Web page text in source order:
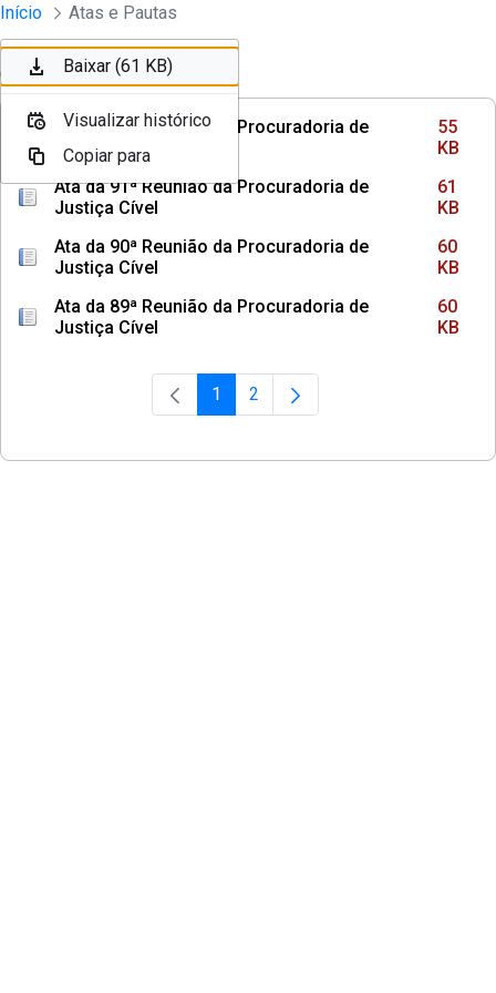
Pular para o Conteúdo principal
Instrumentos Jurídicos
Início Atas e Pautas
Ordenar Filtro
Ata da 92ª Reunião da Procuradoria de
Justiça Cível
55
KB
Ata da 91ª Reunião da Procuradoria de
Justiça Cível
61
KB
Ata da 90ª Reunião da Procuradoria de
Justiça Cível
60
KB
Ata da 89ª Reunião da Procuradoria de
Justiça Cível
60
KB
Página
1 Página
2
Baixar (55 KB)
Visualizar histórico
Copiar para
Baixar (61 KB)
Visualizar histórico
Copiar para